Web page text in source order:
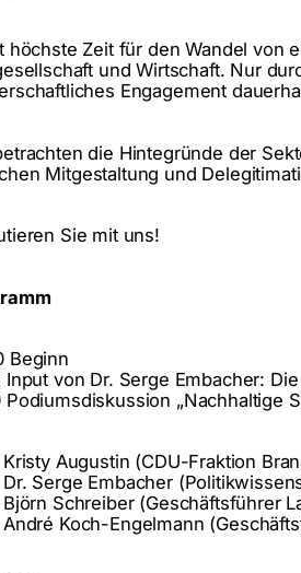
höchste Zeit für den Wandel von
und Wirtschaft. Nur
Engagement
die Hintegründe der
Mitgestaltung und
Sie mit uns!
Beginn
Input von Dr. Serge Embacher:
Podiumsdiskussion „Nachhaltige
Kristy Augustin (CDU-Fraktion
Dr. Serge Embacher
Björn Schreiber (Geschäftsführer
André Koch-Engelmann